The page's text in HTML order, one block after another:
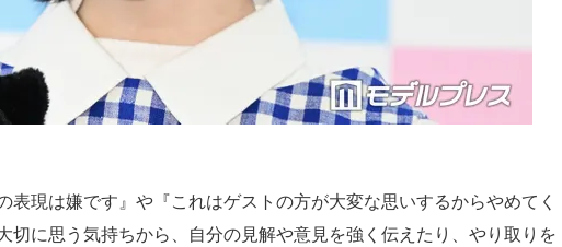
表現は嫌です』や『これはゲストの方が大変な思いするからやめてく
切に思う気持ちから、自分の見解や意見を強く伝えたり、やり取りを